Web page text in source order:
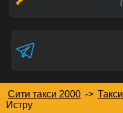
Сити такси 2000 ->
Истру